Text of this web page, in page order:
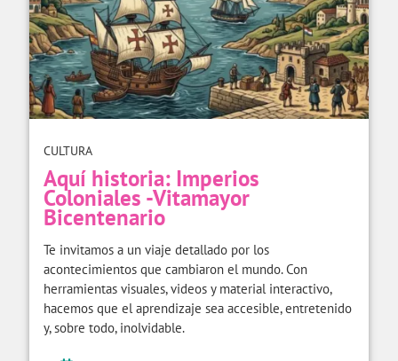
CULTURA
Aquí historia: Imperios
Coloniales -Vitamayor
Bicentenario
Te invitamos a un viaje detallado por los
acontecimientos que cambiaron el mundo. Con
herramientas visuales, videos y material interactivo,
hacemos que el aprendizaje sea accesible, entretenido
y, sobre todo, inolvidable.